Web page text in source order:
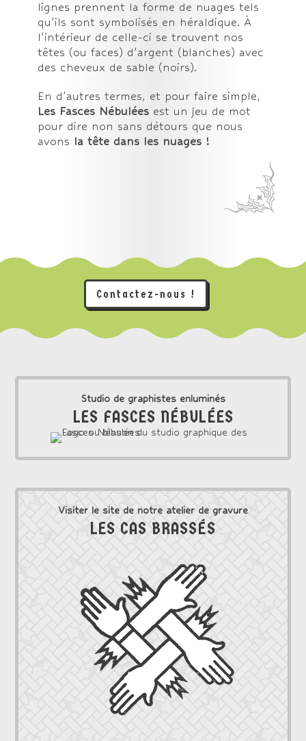
lignes prennent la forme de nuages tels
qu’ils sont symbolisés en héraldique. À
l’intérieur de celle-ci se trouvent nos
têtes (ou faces) d’argent (blanches) avec
des cheveux de sable (noirs).
En d’autres termes, et pour faire simple,
Les Fasces Nébuléesest un jeu de mot
pour dire non sans détours que nous
avons la tête dans les nuages !
Contactez-nous !
Studio de graphistes enluminés
LES FASCES NÉBULÉES
Visiter le site de notre atelier de gravure
LES CAS BRASSÉS